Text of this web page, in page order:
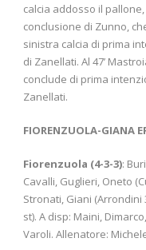
calcia addosso il
conclusione di Zunno,
sinistra calcia di prima
di Zanellati. Al 47’
conclude di prima
Zanellati.
FIORENZUOLA-GIANA
Fiorenzuola (4-3-3):
Cavalli, Guglieri, Oneto
Stronati, Giani (Arrondini
st). A disp: Maini,
Varoli. Allenatore: